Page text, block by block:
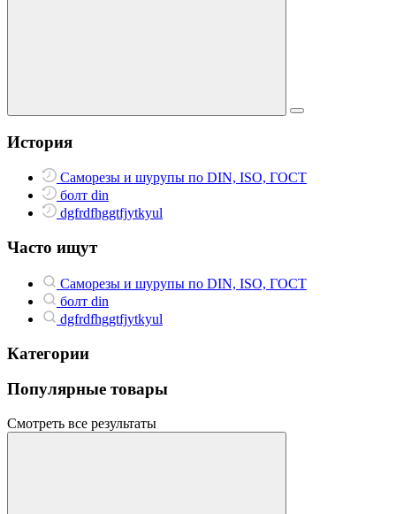
История
Саморезы и шурупы по DIN, ISO, ГОСТ
болт din
dgfrdfhggtfjytkyul
Часто ищут
Саморезы и шурупы по DIN, ISO, ГОСТ
болт din
dgfrdfhggtfjytkyul
Категории
Популярные товары
Смотреть все результаты